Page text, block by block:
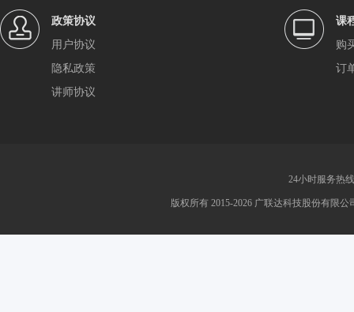
政策协议
用户协议
隐私政策
讲师协议
课
购
订
24小时服务热
版权所有 2015-2026 广联达科技股份有限公